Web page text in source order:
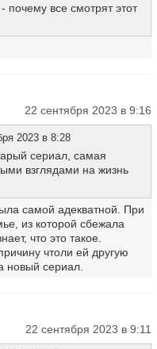
все смотрят этот
22 сентября 2023 в 9:16
2023 в 8:28
сериал, самая
взглядами на жизнь
самой адекватной. При
из которой сбежала
что это такое.
чтоли ей другую
новый сериал.
22 сентября 2023 в 9:11